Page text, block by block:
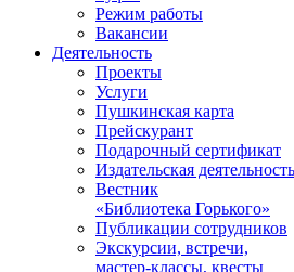
Режим работы
Вакансии
Деятельность
Проекты
Услуги
Пушкинская карта
Прейскурант
Подарочный сертификат
Издательская деятельность
Вестник
«Библиотека Горького»
Публикации сотрудников
Экскурсии, встречи,
мастер-классы, квесты